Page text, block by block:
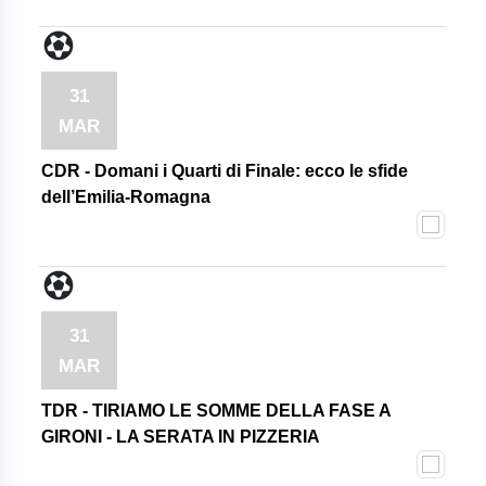
31
MAR
CDR - Domani i Quarti di Finale: ecco le sfide
dell’Emilia-Romagna
31
MAR
TDR - TIRIAMO LE SOMME DELLA FASE A
GIRONI - LA SERATA IN PIZZERIA